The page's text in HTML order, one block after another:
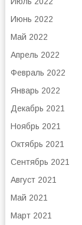
Июнь 2022
Май 2022
Апрель 2022
Февраль 2022
Январь 2022
Декабрь 2021
Ноябрь 2021
Октябрь 2021
Сентябрь 2021
Август 2021
Май 2021
Март 2021